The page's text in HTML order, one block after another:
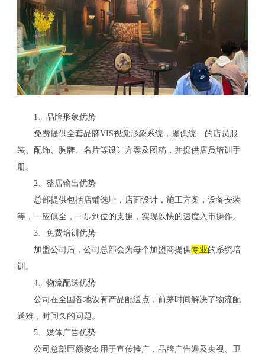
1、品牌形象优势
免费提供全套品牌VIS视觉形象系统，提供统一的店员服
装、配饰、胸牌、名片等设计方案及图稿，并提供店员培训手
册。
2、整店输出优势
总部提供包括店铺选址，店面设计，施工方案，设备安装
等，一应俱全，一步到位的支援，实现以快的速度入市操作。
3、免费培训优势
加盟公司后，公司总部会为每个加盟商提供专业的系统培
训。
4、物流配送优势
公司在全国各地设有产品配送点，前茅时间解决了物流配
送难，时间久的问题。
5、媒体广告优势
公司总部巨额资金用于宣传推广，品牌广告遍及央视、卫